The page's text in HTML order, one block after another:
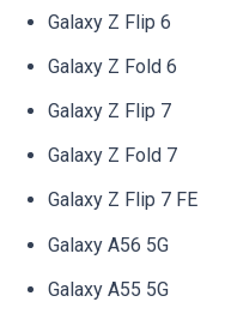
Galaxy Z Flip 6
Galaxy Z Fold 6
Galaxy Z Flip 7
Galaxy Z Fold 7
Galaxy Z Flip 7 FE
Galaxy A56 5G
Galaxy A55 5G